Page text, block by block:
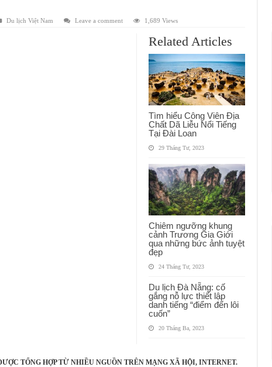
Du lịch Việt Nam Leave a comment 1,689 Views
Related Articles
Tìm hiểu Công Viên Địa
Chất Dã Liễu Nổi Tiếng
Tại Đài Loan
29 Tháng Tư, 2023
Chiêm ngưỡng khung
cảnh Trương Gia Giới
qua những bức ảnh tuyệt
đẹp
24 Tháng Tư, 2023
Du lịch Đà Nẵng: cố
gắng nỗ lực thiết lập
danh tiếng “điểm đến lôi
cuốn”
20 Tháng Ba, 2023
TỔNG HỢP TỪ NHIỀU NGUỒN TRÊN MẠNG XÃ HỘI, INTERNET.